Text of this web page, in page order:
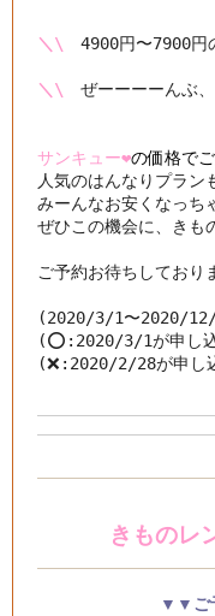
＼\ 4900円〜7900円
＼\ ぜーーーーんぶ、
サンキュー❤️の価格で
人気のはんなりプラン
みーんなお安くなっち
ぜひこの機会に、きも
ご予約お待ちしており
(2020/3/1〜2020/12/
(⭕️:2020/3/1が申し
(❌:2020/2/28が申し
きものレ
▼▼ご